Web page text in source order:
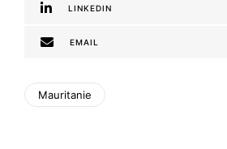
LINKEDIN
EMAIL
Mauritanie